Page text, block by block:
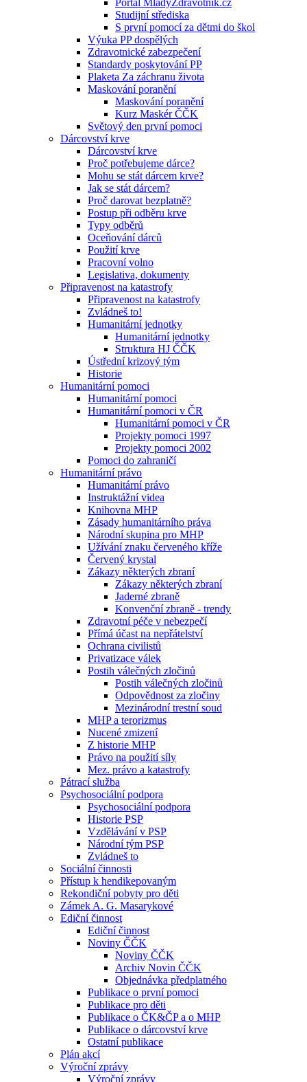
Portál MladyZdravotnik.cz
Studijní střediska
S první pomocí za dětmi do škol
Výuka PP dospělých
Zdravotnické zabezpečení
Standardy poskytování PP
Plaketa Za záchranu života
Maskování poranění
Maskování poranění
Kurz Maskér ČČK
Světový den první pomoci
Dárcovství krve
Dárcovství krve
Proč potřebujeme dárce?
Mohu se stát dárcem krve?
Jak se stát dárcem?
Proč darovat bezplatně?
Postup při odběru krve
Typy odběrů
Oceňování dárců
Použití krve
Pracovní volno
Legislativa, dokumenty
Připravenost na katastrofy
Připravenost na katastrofy
Zvládneš to!
Humanitární jednotky
Humanitární jednotky
Struktura HJ ČČK
Ústřední krizový tým
Historie
Humanitární pomoci
Humanitární pomoci
Humanitární pomoci v ČR
Humanitární pomoci v ČR
Projekty pomoci 1997
Projekty pomoci 2002
Pomoci do zahraničí
Humanitární právo
Humanitární právo
Instruktážní videa
Knihovna MHP
Zásady humanitárního práva
Národní skupina pro MHP
Užívání znaku červeného kříže
Červený krystal
Zákazy některých zbraní
Zákazy některých zbraní
Jaderné zbraně
Konvenční zbraně - trendy
Zdravotní péče v nebezpečí
Přímá účast na nepřátelství
Ochrana civilistů
Privatizace válek
Postih válečných zločinů
Postih válečných zločinů
Odpovědnost za zločiny
Mezinárodní trestní soud
MHP a terorizmus
Nucené zmizení
Z historie MHP
Právo na použití síly
Mez. právo a katastrofy
Pátrací služba
Psychosociální podpora
Psychosociální podpora
Historie PSP
Vzdělávání v PSP
Národní tým PSP
Zvládneš to
Sociální činnosti
Přístup k hendikepovaným
Rekondiční pobyty pro děti
Zámek A. G. Masarykové
Ediční činnost
Ediční činnost
Noviny ČČK
Noviny ČČK
Archiv Novin ČČK
Objednávka předplatného
Publikace o první pomoci
Publikace pro děti
Publikace o ČK&ČP a o MHP
Publikace o dárcovství krve
Ostatní publikace
Plán akcí
Výroční zprávy
Výroční zprávy